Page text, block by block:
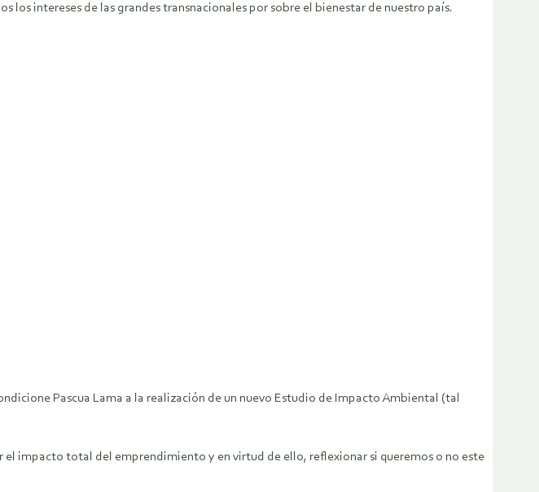
intereses de las grandes transnacionales por sobre el bienestar de nuestro país.
Pascua Lama a la realización de un nuevo Estudio de Impacto Ambiental (tal
el impacto total del emprendimiento y en virtud de ello, reflexionar si queremos o no este